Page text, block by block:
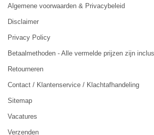
Algemene voorwaarden & Privacybeleid
Disclaimer
Privacy Policy
Betaalmethoden - Alle vermelde prijzen zijn
Retourneren
Contact / Klantenservice / Klachtafhandeling
Sitemap
Vacatures
Verzenden